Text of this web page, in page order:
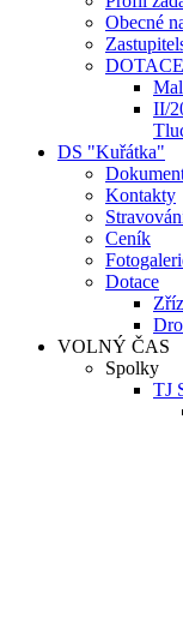
Obecné
DOTACE
II/
DS "Kuřátka"
Kontakty
Ceník
Dotace
VOLNÝ ČAS
Spolky
TJ